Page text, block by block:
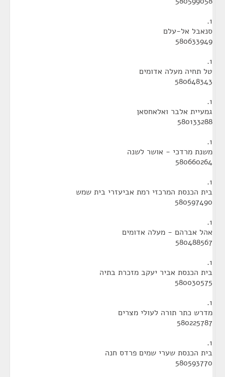
1.
סנאבל אל-עלם
580633949
1.
טל תחיה מעלה אדומים
580648343
1.
גמעיית אלבר ואלאחסאן
580133288
1.
משנת מרדכי - אושר לשנה
580660264
1.
בית הכנסת המרכזי רמת אביעזרי בית שמש
580597490
1.
אהל אברהם - מעלה אדומים
580488567
1.
בית הכנסת אביר יעקב מזכרת בתיה
580030575
1.
מדרש כתר תורה לעולי מצרים
580225787
1.
בית הכנסת שערי שמים פרדס חנה
580593770